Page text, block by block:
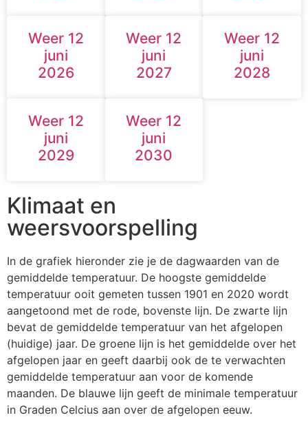
Weer 12
juni
2026
Weer 12
juni
2027
Weer 12
juni
2028
Weer 12
juni
2029
Weer 12
juni
2030
Klimaat en
weersvoorspelling
In de grafiek hieronder zie je de dagwaarden van de
gemiddelde temperatuur. De hoogste gemiddelde
temperatuur ooit gemeten tussen 1901 en 2020 wordt
aangetoond met de rode, bovenste lijn. De zwarte lijn
bevat de gemiddelde temperatuur van het afgelopen
(huidige) jaar. De groene lijn is het gemiddelde over het
afgelopen jaar en geeft daarbij ook de te verwachten
gemiddelde temperatuur aan voor de komende
maanden. De blauwe lijn geeft de minimale temperatuur
in Graden Celcius aan over de afgelopen eeuw.